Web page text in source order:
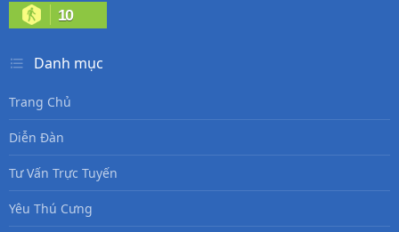
10
Danh mục
Trang Chủ
Diễn Đàn
Tư Vấn Trực Tuyến
Yêu Thú Cưng